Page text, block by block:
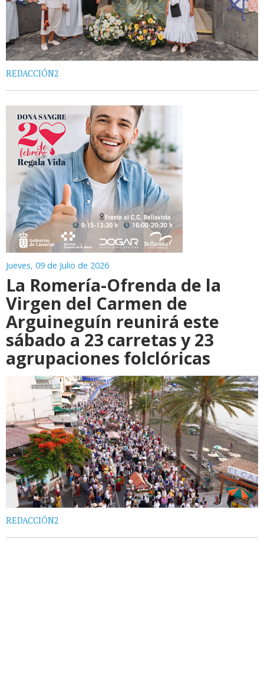
REDACCIÓN2
Jueves, 09 de Julio de 2026
La Romería-Ofrenda de la
Virgen del Carmen de
Arguineguín reunirá este
sábado a 23 carretas y 23
agrupaciones folclóricas
REDACCIÓN2